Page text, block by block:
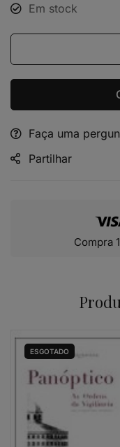
Em stock
Alternative:
Faça uma
Partilhar
Compra
ESGOTADO